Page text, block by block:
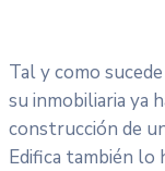
Tal y como
su inmobiliaria ya
construcción de
Edifica también lo